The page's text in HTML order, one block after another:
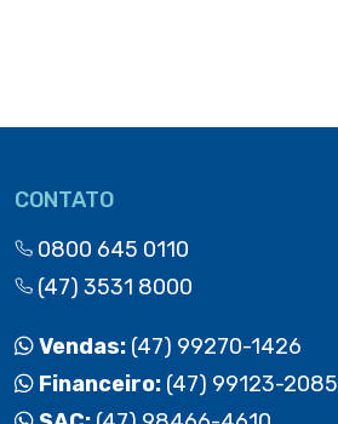
CONTATO
0800 645 0110
(47) 3531 8000
Vendas: (47) 99270-1426
Financeiro: (47) 99123-2085